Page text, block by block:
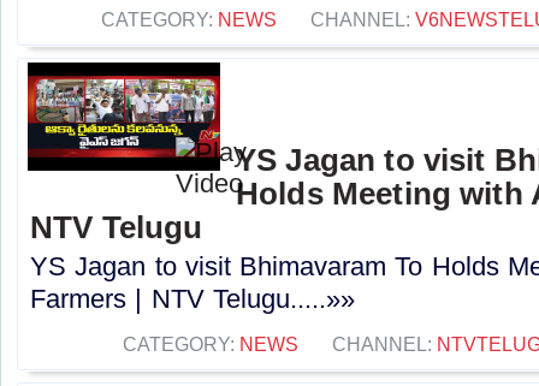
CATEGORY: NEWS CHANNEL:
YS Jagan to visit
Holds Meeting with
NTV Telugu
YS Jagan to visit Bhimavaram To Holds
Farmers | NTV Telugu.....»»
CATEGORY: NEWS CHANNEL: